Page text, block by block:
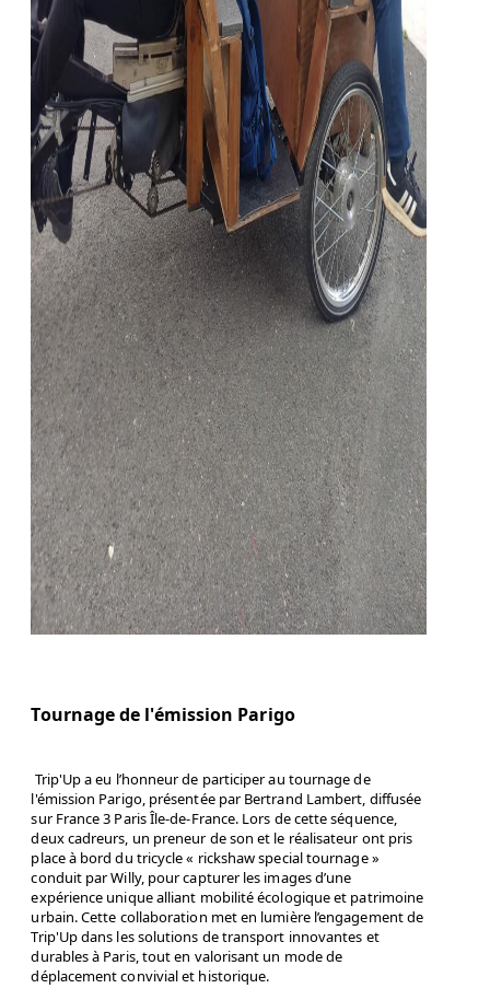
Tournage de l'émission Parigo
Trip'Up a eu l’honneur de participer au tournage de
l'émission Parigo, présentée par Bertrand Lambert, diffusée
sur France 3 Paris Île-de-France. Lors de cette séquence,
deux cadreurs, un preneur de son et le réalisateur ont pris
place à bord du tricycle « rickshaw special tournage »
conduit par Willy, pour capturer les images d’une
expérience unique alliant mobilité écologique et patrimoine
urbain. Cette collaboration met en lumière l’engagement de
Trip'Up dans les solutions de transport innovantes et
durables à Paris, tout en valorisant un mode de
déplacement convivial et historique.